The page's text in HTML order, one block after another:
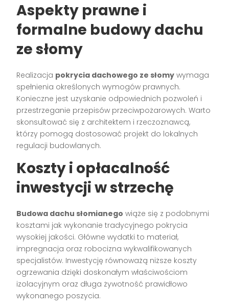
Aspekty prawne i
formalne budowy dachu
ze słomy
Realizacja pokrycia dachowego ze słomy wymaga
spełnienia określonych wymogów prawnych.
Konieczne jest uzyskanie odpowiednich pozwoleń i
przestrzeganie przepisów przeciwpożarowych. Warto
skonsultować się z architektem i rzeczoznawcą,
którzy pomogą dostosować projekt do lokalnych
regulacji budowlanych.
Koszty i opłacalność
inwestycji w strzechę
Budowa dachu słomianego wiąże się z podobnymi
kosztami jak wykonanie tradycyjnego pokrycia
wysokiej jakości. Główne wydatki to materiał,
impregnacja oraz robocizna wykwalifikowanych
specjalistów. Inwestycję równoważą niższe koszty
ogrzewania dzięki doskonałym właściwościom
izolacyjnym oraz długa żywotność prawidłowo
wykonanego poszycia.